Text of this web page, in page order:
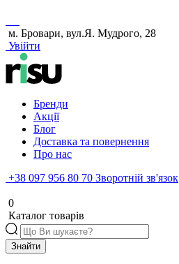
м. Бровари, вул.Я. Мудрого, 28
Увійти
Бренди
Акції
Блог
Доставка та повернення
Про нас
+38 097 956 80 70 Зворотній зв'язок
0
Каталог товарів
Знайти